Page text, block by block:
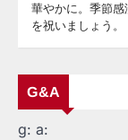
華やかに。季節
を祝いましょう。
G&A
g: a: